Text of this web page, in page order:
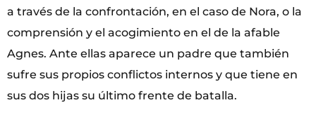
a través de la confrontación, en el caso de Nora, o la
comprensión y el acogimiento en el de la afable
Agnes. Ante ellas aparece un padre que también
sufre sus propios conflictos internos y que tiene en
sus dos hijas su último frente de batalla.